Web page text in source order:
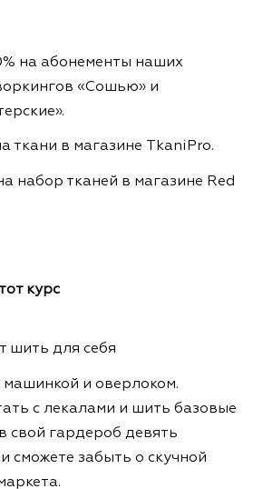
на абонементы наших
«Сошью» и
ткани в магазине TkaniPro.
набор тканей в магазине Red
курс
шить для себя
машинкой и оверлоком.
с лекалами и шить базовые
свой гардероб девять
сможете забыть о скучной